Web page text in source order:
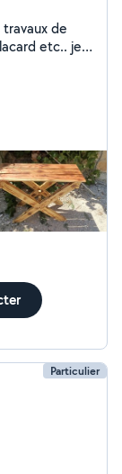
de
etc.. je
Particulier